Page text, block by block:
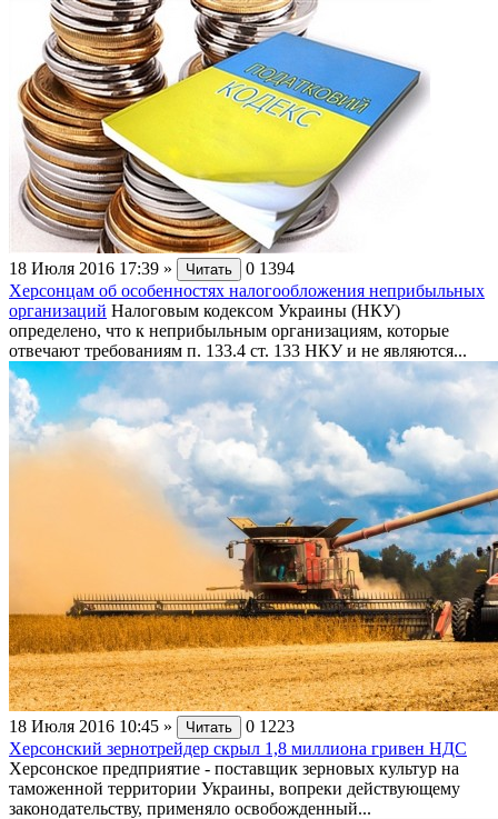
18 Июля 2016 17:39 » Читать 0 1394
Херсонцам об особенностях налогообложения неприбыльных
организаций Налоговым кодексом Украины (НКУ)
определено, что к неприбыльным организациям, которые
отвечают требованиям п. 133.4 ст. 133 НКУ и не являются...
18 Июля 2016 10:45 » Читать 0 1223
Херсонский зернотрейдер скрыл 1,8 миллиона гривен НДС
Херсонское предприятие - поставщик зерновых культур на
таможенной территории Украины, вопреки действующему
законодательству, применяло освобожденный...